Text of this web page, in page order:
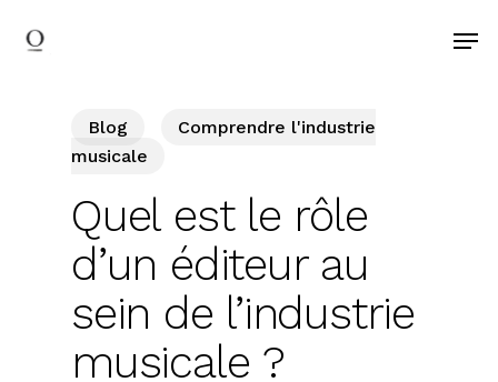
Blog
Comprendre l'industrie
musicale
Quel est le rôle
d’un éditeur au
sein de l’industrie
musicale ?